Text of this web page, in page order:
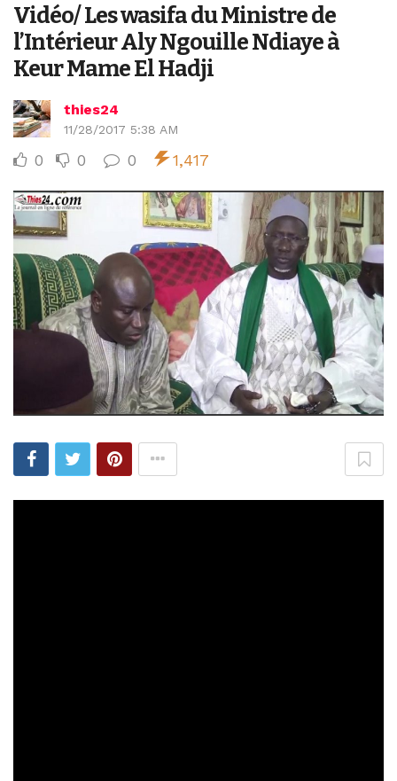
Vidéo/ Les wasifa du Ministre de
l’Intérieur Aly Ngouille Ndiaye à
Keur Mame El Hadji
thies24
11/28/2017 5:38 AM
0 0 0 1,417